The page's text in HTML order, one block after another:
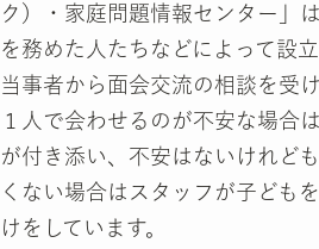
ク）・家庭問題情報センター」
を務めた人たちなどによって設立
当事者から面会交流の相談を受
１人で会わせるのが不安な場合
が付き添い、不安はないけれど
くない場合はスタッフが子ども
けをしています。